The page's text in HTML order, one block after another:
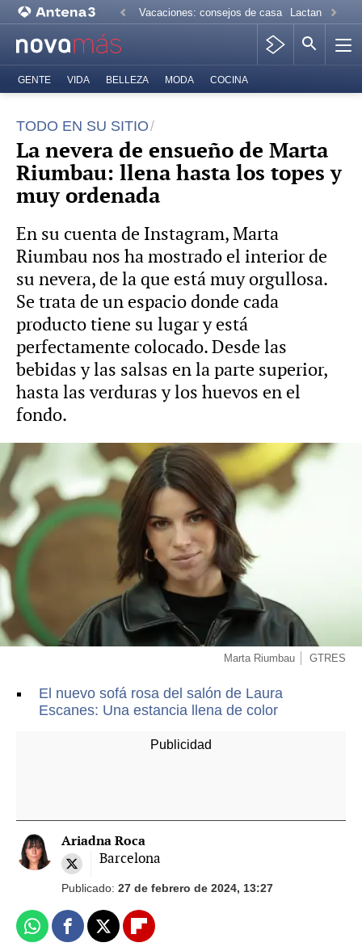
Vacaciones: consejos de casa Lactancia
GENTE VIDA BELLEZA MODA COCINA
TODO EN SU SITIO
La nevera de ensueño de Marta
Riumbau: llena hasta los topes y
muy ordenada
En su cuenta de Instagram, Marta
Riumbau nos ha mostrado el interior de
su nevera, de la que está muy orgullosa.
Se trata de un espacio donde cada
producto tiene su lugar y está
perfectamente colocado. Desde las
bebidas y las salsas en la parte superior,
hasta las verduras y los huevos en el
fondo.
Marta Riumbau GTRES
El nuevo sofá rosa del salón de Laura
Escanes: Una estancia llena de color
Ariadna Roca
Barcelona
Publicado: 27 de febrero de 2024, 13:27
WhatsappFacebook
X Flipboard